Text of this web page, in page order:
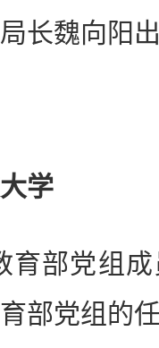
长魏向阳
学
部党组成
部党组的